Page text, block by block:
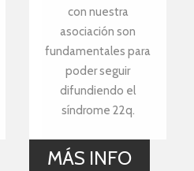
con nuestra
asociación son
fundamentales para
poder seguir
difundiendo el
síndrome 22q.
MÁS INFO